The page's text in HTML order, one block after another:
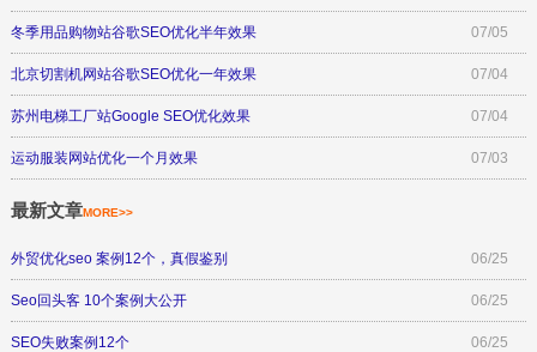
冬季用品购物站谷歌SEO优化半年效果 07/05
北京切割机网站谷歌SEO优化一年效果 07/04
苏州电梯工厂站Google SEO优化效果 07/04
运动服装网站优化一个月效果 07/03
最新文章MORE>>
外贸优化seo 案例12个，真假鉴别 06/25
Seo回头客 10个案例大公开 06/25
SEO失败案例12个 06/25